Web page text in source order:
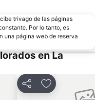
trivago de las páginas
Por lo tanto, es
una página web de reserva
en La
CompartirAñadir a